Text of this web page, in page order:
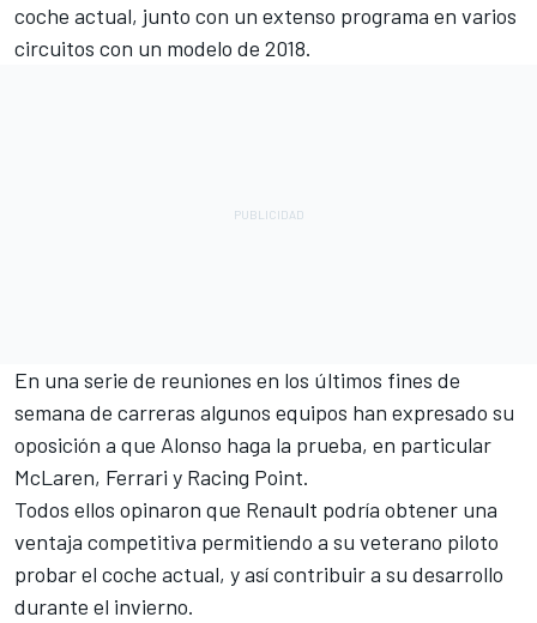
coche actual, junto con un extenso programa en varios
circuitos con un modelo de 2018.
En una serie de reuniones en los últimos fines de
semana de carreras algunos equipos han expresado su
oposición a que Alonso haga la prueba, en particular
McLaren, Ferrari y Racing Point.
Todos ellos opinaron que Renault podría obtener una
ventaja competitiva permitiendo a su veterano piloto
probar el coche actual, y así contribuir a su desarrollo
durante el invierno.